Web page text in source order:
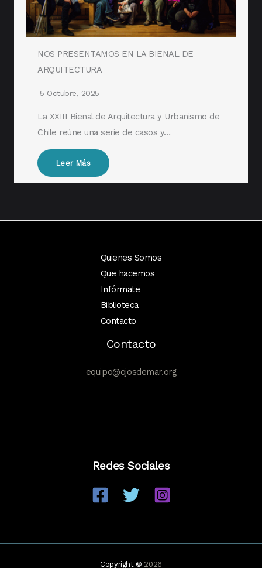
NOS PRESENTAMOS EN LA BIENAL DE
ARQUITECTURA
5 Octubre, 2025
La XXIII Bienal de Arquitectura y Urbanismo de
Chile reúne una serie de casos y…
Leer Más
Quienes Somos
Que hacemos
Infórmate
Biblioteca
Contacto
Contacto
equipo@ojosdemar.org
Redes Sociales
Copyright © 2026